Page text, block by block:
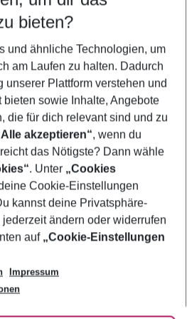
5-8 Nächte
Kinder
anzeigen
bieten?
und ähnliche Technologien, um
am Laufen zu halten. Dadurch
unserer Plattform verstehen und
sowie Inhalte, Angebote
die für dich relevant sind und zu
akzeptieren“, wenn du
das Nötigste? Dann wähle
. Unter „Cookies
Cookie-Einstellungen
kannst deine Privatsphäre-
ändern oder widerrufen
auf „Cookie-Einstellungen
Impressum